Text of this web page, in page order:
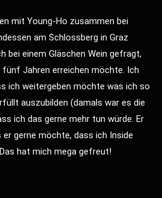
mit Young-Ho zusammen bei
am Schlossberg in Graz
bei einem Gläschen Wein gefragt,
Jahren erreichen möchte. Ich
ich weitergeben möchte was ich so
auszubilden (damals war es die
ich das gerne mehr tun würde. Er
gerne möchte, dass ich Inside
hat mich mega gefreut!